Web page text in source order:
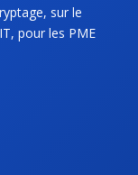
sur le
pour les PME